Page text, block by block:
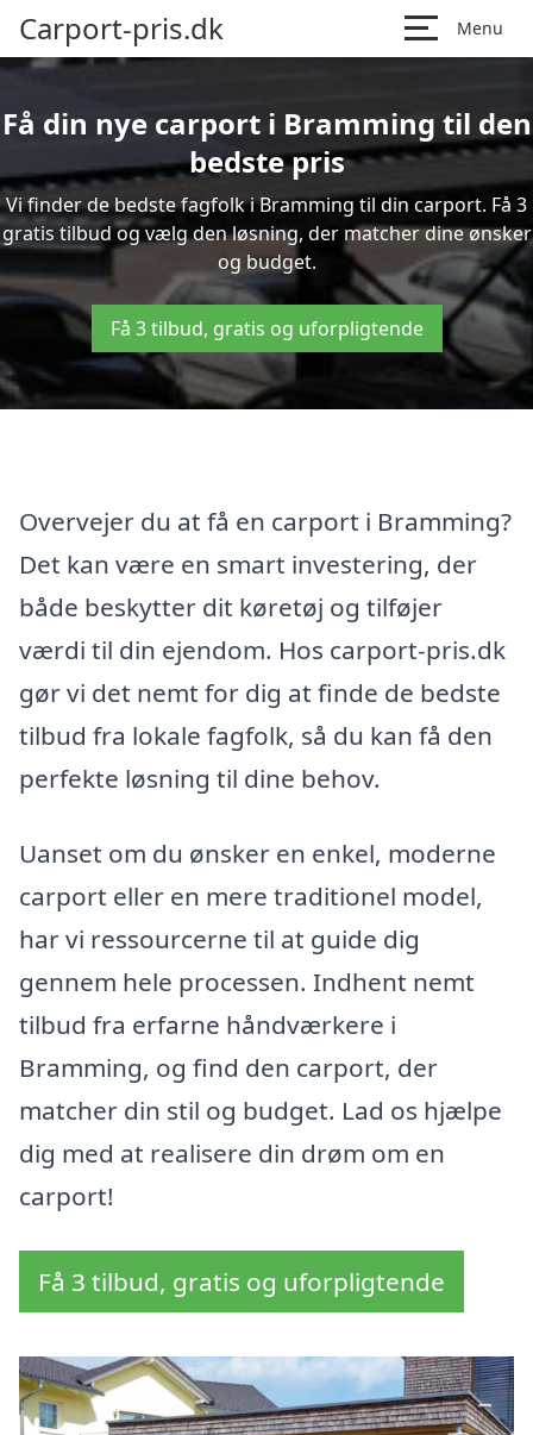
Carport-pris.dk Menu
Få din nye carport i Bramming til den
bedste pris
Vi finder de bedste fagfolk i Bramming til din carport. Få 3
gratis tilbud og vælg den løsning, der matcher dine ønsker
og budget.
Få 3 tilbud, gratis og uforpligtende
Overvejer du at få en carport i Bramming?
Det kan være en smart investering, der
både beskytter dit køretøj og tilføjer
værdi til din ejendom. Hos carport-pris.dk
gør vi det nemt for dig at finde de bedste
tilbud fra lokale fagfolk, så du kan få den
perfekte løsning til dine behov.
Uanset om du ønsker en enkel, moderne
carport eller en mere traditionel model,
har vi ressourcerne til at guide dig
gennem hele processen. Indhent nemt
tilbud fra erfarne håndværkere i
Bramming, og find den carport, der
matcher din stil og budget. Lad os hjælpe
dig med at realisere din drøm om en
carport!
Få 3 tilbud, gratis og uforpligtende